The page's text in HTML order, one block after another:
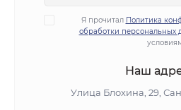
Я прочитал Политика
обработки персональных
Наш
Улица Блохина, 29,